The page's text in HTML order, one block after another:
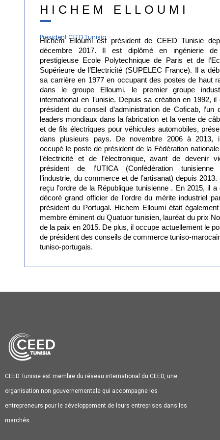
HICHEM ELLOUMI
President CEED Tunisia
Hichem Elloumi est président de CEED Tunisie
décembre 2017. Il est diplômé en ingénierie
prestigieuse Ecole Polytechnique de Paris et de
Supérieure de l’Electricité (SUPELEC France). Il a
sa carrière en 1977 en occupant des postes de haut
dans le groupe Elloumi, le premier groupe
international en Tunisie. Depuis sa création en 1992, il
président du conseil d’administration de Coficab, l’un
leaders mondiaux dans la fabrication et la vente de
et de fils électriques pour véhicules automobiles,
dans plusieurs pays. De novembre 2006 à 2013,
occupé le poste de président de la Fédération
l’électricité et de l’électronique, avant de devenir
président de l’UTICA (Confédération tunisienne
l’industrie, du commerce et de l’artisanat) depuis 2013.
reçu l’ordre de la République tunisienne . En 2015, il a
décoré grand officier de l’ordre du mérite industriel
président du Portugal. Hichem Elloumi était
membre éminent du Quatuor tunisien, lauréat du prix
de la paix en 2015. De plus, il occupe actuellement le
de président des conseils de commerce tuniso-
tuniso-portugais.
CEED Tunisie est membre du réseau international du CEED, une
organisation non gouvernementale qui accompagne les
entrepreneurs pour le développement de leurs entreprises dans les
marchés .